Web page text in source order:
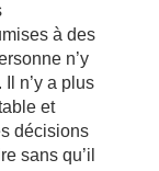
à des
n’y
n’y a plus
et
décisions
sans qu’il